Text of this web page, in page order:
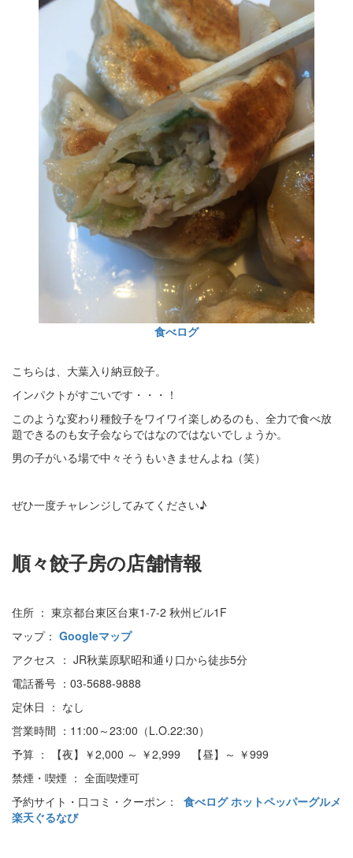
食べログ
こちらは、大葉入り納豆餃子。
インパクトがすごいです・・・！
このような変わり種餃子をワイワイ楽しめるのも、全力で食べ放
題できるのも女子会ならではなのではないでしょうか。
男の子がいる場で中々そうもいきませんよね（笑）
ぜひ一度チャレンジしてみてください♪
順々餃子房の店舗情報
住所 ： 東京都台東区台東1-7-2 秋州ビル1F
マップ： Googleマップ
アクセス ： JR秋葉原駅昭和通り口から徒歩5分
電話番号 ：03-5688-9888
定休日 ： なし
営業時間 ：11:00～23:00（L.O.22:30）
予算 ： 【夜】￥2,000 ～ ￥2,999 【昼】～ ￥999
禁煙・喫煙 ： 全面喫煙可
予約サイト・口コミ・クーポン： 食べログホットペッパーグルメ
楽天ぐるなび